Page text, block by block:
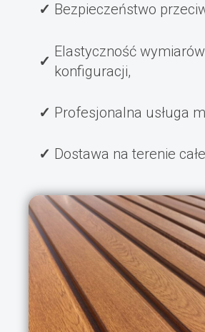
Bezpieczeństwo
Elastyczność
konfiguracji,
Profesjonalna usługa
Dostawa na terenie